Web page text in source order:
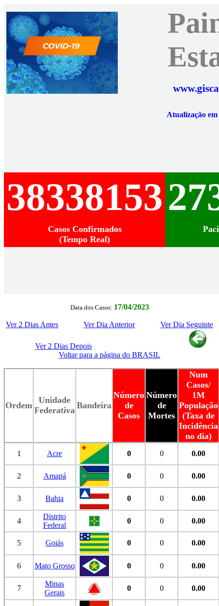
Atualização
38338153
Casos Confirmados
(Tempo Real)
Data dos Casos: 17/04/2023
Ver 2 Dias Antes Ver Dia Anterior Ver Dia Seguinte
Ver 2 Dias Depois
Voltar para a página do BRASIL
Ordem
Unidade
Federativa Bandeira
Número
de
Casos
Número
de
Mortes
Num
Casos/
1M
População
(Taxa de
Incidência
no dia)
1 Acre 0 0 0.00
2 Amapá 0 0 0.00
3 Bahia 0 0 0.00
4
Distrito
Federal
0 0 0.00
5 Goiás 0 0 0.00
6 Mato Grosso 0 0 0.00
7
Minas
Gerais
0 0 0.00